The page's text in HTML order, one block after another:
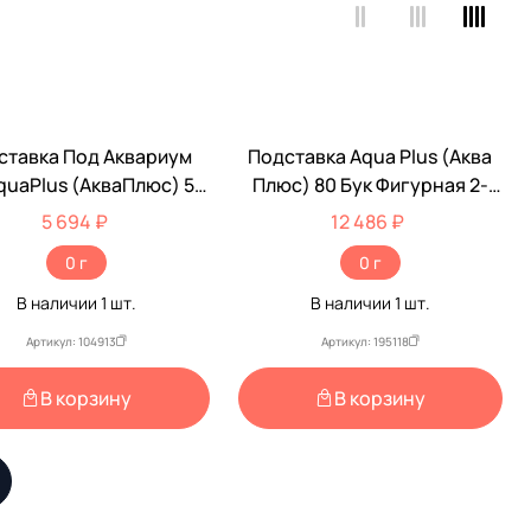
Под Аквариум
(АкваПлюс) 50
Ф50 51*31*71см Бук
С Дверкой ДСП
145519
5 694 ₽
0 г
В наличии1 шт.
Артикул: 104913
В корзину
Подставка Aqua Plus (Аква
Плюс) 80 Бук Фигурная 2-
Дверки Дсп 218769
810*360*720мм
12 486 ₽
0 г
В наличии 1 шт.
Артикул: 195118
В корзину